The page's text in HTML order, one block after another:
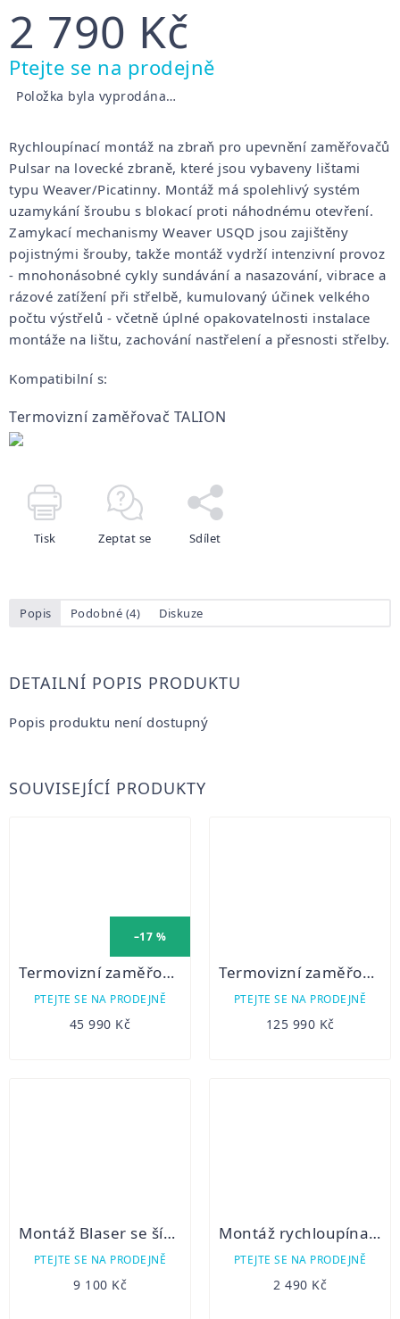
2 790 Kč
Měrná
cena:
Ptejte se na prodejně
Položka byla vyprodána…
Rychloupínací montáž na zbraň pro upevnění zaměřovačů
Pulsar na lovecké zbraně, které jsou vybaveny lištami
typu Weaver/Picatinny. Montáž má spolehlivý systém
uzamykání šroubu s blokací proti náhodnému otevření.
Zamykací mechanismy Weaver USQD jsou zajištěny
pojistnými šrouby, takže montáž vydrží intenzivní provoz
- mnohonásobné cykly sundávání a nasazování, vibrace a
rázové zatížení při střelbě, kumulovaný účinek velkého
počtu výstřelů - včetně úplné opakovatelnosti instalace
montáže na lištu, zachování nastřelení a přesnosti střelby.
Kompatibilní s:
Termovizní zaměřovač TALION
Tisk Zeptat se Sdílet
Popis Podobné (4) Diskuze
DETAILNÍ POPIS PRODUKTU
Popis produktu není dostupný
SOUVISEJÍCÍ PRODUKTY
–17 %
Termovizní zaměřovač Talion XQ38
PTEJTE SE NA PRODEJNĚ
45 990 Kč
Termovizní zaměřovač Thermion 2 LRF XP50 PRO
PTEJTE SE NA PRODEJNĚ
125 990 Kč
Montáž Blaser se šínou na puškohled Swarowski
PTEJTE SE NA PRODEJNĚ
9 100 Kč
Montáž rychloupínací Pulsar Weaver LQD
PTEJTE SE NA PRODEJNĚ
2 490 Kč